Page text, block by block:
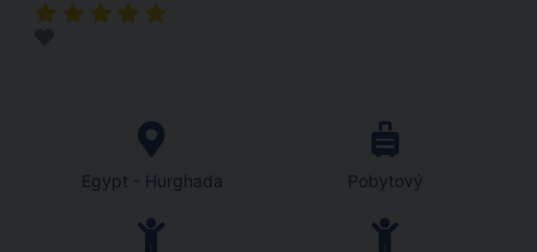
Egypt - Hurghada Pobytový